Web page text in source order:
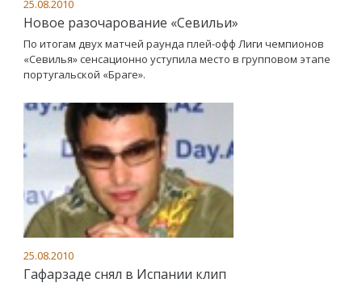
25.08.2010
Новое разочарование «Севильи»
По итогам двух матчей раунда плей-офф Лиги чемпионов
«Севилья» сенсационно уступила место в групповом этапе
португальской «Браге».
25.08.2010
Гафарзаде снял в Испании клип